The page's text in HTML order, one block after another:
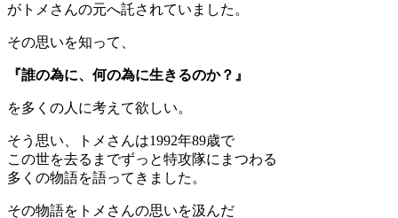
がトメさんの元へ託されていました。
その思いを知って、
『誰の為に、何の為に生きるのか？』
を多くの人に考えて欲しい。
そう思い、トメさんは1992年89歳で
この世を去るまでずっと特攻隊にまつわる
多くの物語を語ってきました。
その物語をトメさんの思いを汲んだ